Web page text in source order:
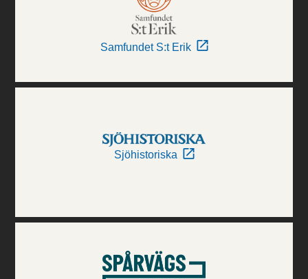
Samfundet S:t Erik
Sjöhistoriska